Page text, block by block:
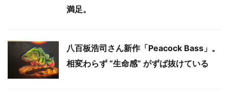
満足。
八百板浩司さん新作「Peacock Bass」。
相変わらず “生命感” がずば抜けている